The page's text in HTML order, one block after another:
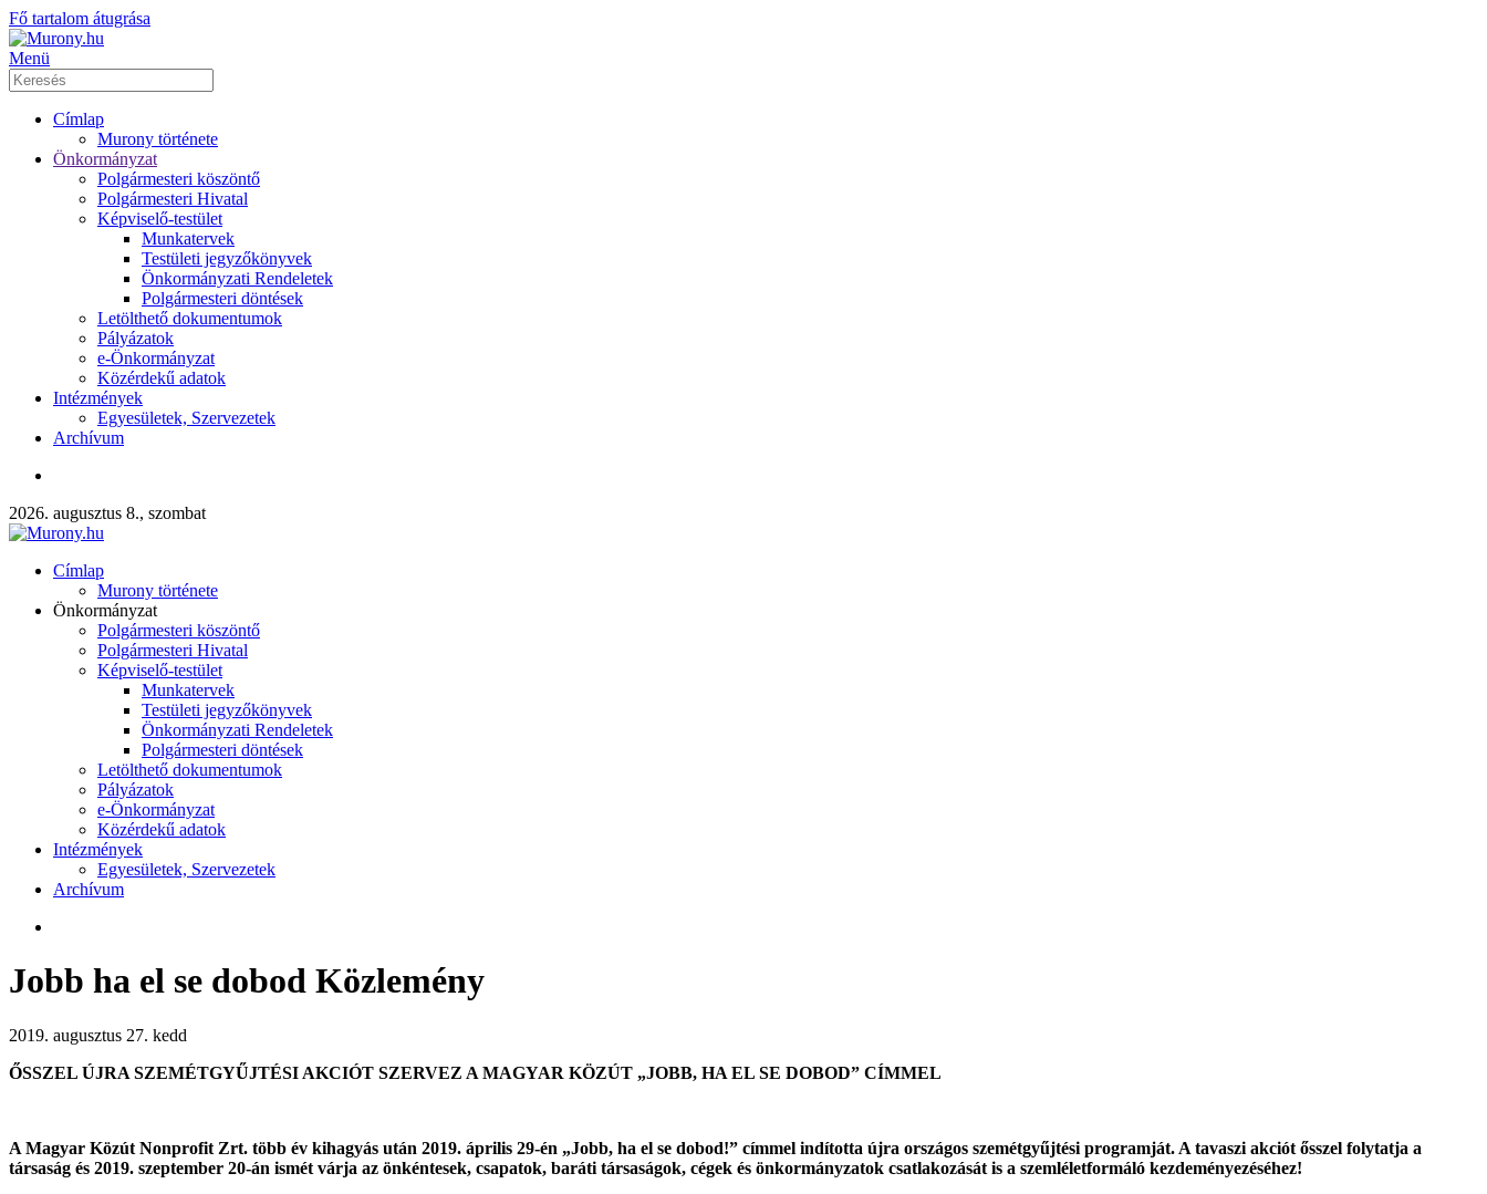
Fő tartalom átugrása
Menü
Címlap
Murony története
Önkormányzat
Polgármesteri köszöntő
Polgármesteri Hivatal
Képviselő-testület
Munkatervek
Testületi jegyzőkönyvek
Önkormányzati Rendeletek
Polgármesteri döntések
Letölthető dokumentumok
Pályázatok
e-Önkormányzat
Közérdekű adatok
Intézmények
Egyesületek, Szervezetek
Archívum
2026. augusztus 8., szombat
Címlap
Murony története
Önkormányzat
Polgármesteri köszöntő
Polgármesteri Hivatal
Képviselő-testület
Munkatervek
Testületi jegyzőkönyvek
Önkormányzati Rendeletek
Polgármesteri döntések
Letölthető dokumentumok
Pályázatok
e-Önkormányzat
Közérdekű adatok
Intézmények
Egyesületek, Szervezetek
Archívum
Jobb ha el se dobod Közlemény
2019. augusztus 27. kedd
ŐSSZEL ÚJRA SZEMÉTGYŰJTÉSI AKCIÓT SZERVEZ A MAGYAR KÖZÚT „JOBB, HA EL SE DOBOD” CÍMMEL
A Magyar Közút Nonprofit Zrt. több év kihagyás után 2019. április 29-én „Jobb, ha el se dobod!” címmel indította újra országos szemétgyűjtési programját. A tavaszi akciót ősszel folytatja a
társaság és 2019. szeptember 20-án ismét várja az önkéntesek, csapatok, baráti társaságok, cégek és önkormányzatok csatlakozását is a szemléletformáló kezdeményezéséhez!